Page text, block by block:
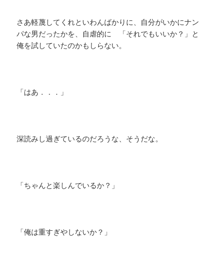
さあ軽蔑してくれといわんばかりに、自分がいかにナン
パな男だったかを、自虐的に 「それでもいいか？」と
俺を試していたのかもしらない。
「はあ．．．」
深読みし過ぎているのだろうな、そうだな。
「ちゃんと楽しんでいるか？」
「俺は重すぎやしないか？」